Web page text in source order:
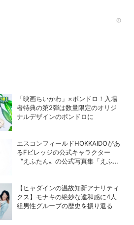
「映画ちいかわ」×ボンドロ！入場
者特典の第2弾は数量限定のオリジ
ナルデザインのボンドロに
エスコンフィールドHOKKAIDOがあ
るFビレッジの公式キャラクター
〝えふたん〟の公式写真集「えふた
【ヒャダインの温故知新アナリティ
クス】モナキの絶妙な違和感に4人
組男性グループの歴史を振り返る